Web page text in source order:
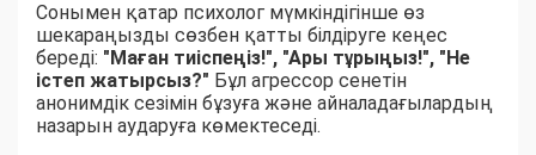
Сонымен қатар психолог мүмкіндігінше өз
шекараңызды сөзбен қатты білдіруге кеңес
береді: "Маған тиіспеңіз!", "Ары тұрыңыз!", "Не
істеп жатырсыз?" Бұл агрессор сенетін
анонимдік сезімін бұзуға және айналадағылардың
назарын аударуға көмектеседі.